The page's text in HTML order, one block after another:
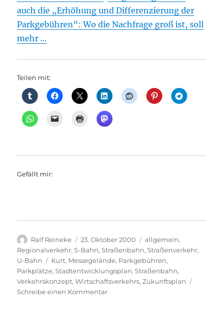
auch die „Erhöhung und Differenzierung der
Parkgebühren“: Wo die Nachfrage groß ist, soll
mehr …
Teilen mit:
Gefällt mir:
Autor
Ralf Reineke
Veröffentlicht
am
23. Oktober 2000 Kategorien
allgemein,
Regionalverkehr,S-Bahn,Straßenbahn,Straßenverkehr,
U-Bahn
Schlagwörter
Kurt, Messegelände, Parkgebühren,
Parkplätze,Stadtentwicklungsplan,Straßenbahn,
Verkehrskonzept,Wirtschaftsverkehrs,Zukunftsplan
Schreibe einen Kommentarzu